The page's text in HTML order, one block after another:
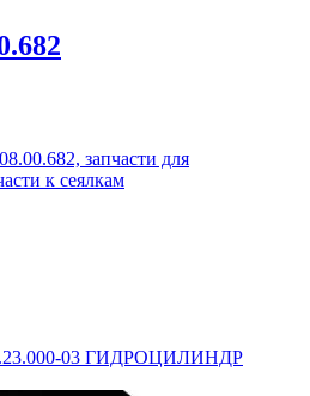
запчасти для
к сеялкам
03 ГИДРОЦИЛИНДР